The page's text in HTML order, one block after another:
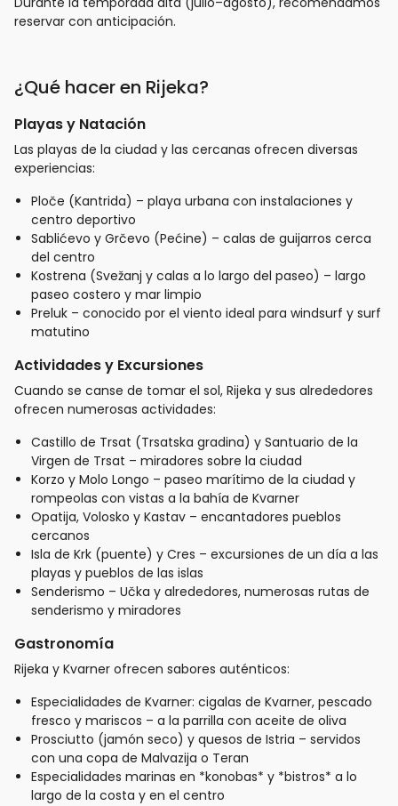
reservar con anticipación.
¿Qué hacer en Rijeka?
Playas y Natación
Las playas de la ciudad y las cercanas ofrecen diversas
experiencias:
Ploče (Kantrida) – playa urbana con instalaciones y
centro deportivo
Sablićevo y Grčevo (Pećine) – calas de guijarros cerca
del centro
Kostrena (Svežanj y calas a lo largo del paseo) – largo
paseo costero y mar limpio
Preluk – conocido por el viento ideal para windsurf y surf
matutino
Actividades y Excursiones
Cuando se canse de tomar el sol, Rijeka y sus alrededores
ofrecen numerosas actividades:
Castillo de Trsat (Trsatska gradina) y Santuario de la
Virgen de Trsat – miradores sobre la ciudad
Korzo y Molo Longo – paseo marítimo de la ciudad y
rompeolas con vistas a la bahía de Kvarner
Opatija, Volosko y Kastav – encantadores pueblos
cercanos
Isla de Krk (puente) y Cres – excursiones de un día a las
playas y pueblos de las islas
Senderismo – Učka y alrededores, numerosas rutas de
senderismo y miradores
Gastronomía
Rijeka y Kvarner ofrecen sabores auténticos:
Especialidades de Kvarner: cigalas de Kvarner, pescado
fresco y mariscos – a la parrilla con aceite de oliva
Prosciutto (jamón seco) y quesos de Istria – servidos
con una copa de Malvazija o Teran
Especialidades marinas en *konobas* y *bistros* a lo
largo de la costa y en el centro